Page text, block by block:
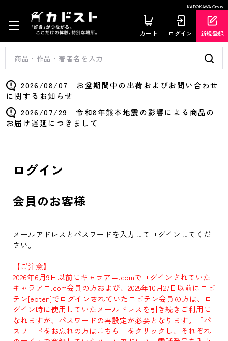
KADOKAWA Group
カート ログイン 新規登録
2026/08/07 お盆期間中の出荷およびお問い合わせ
に関するお知らせ
2026/07/29 令和8年熊本地震の影響による商品の
お届け遅延につきまして
ログイン
会員のお客様
メールアドレスとパスワードを入力してログインしてくだ
さい。
【ご注意】
2026年6月9日以前にキャラアニ.comでログインされていた
キャラアニ.com会員の方および、2025年10月27日以前にエビ
テン[ebten]でログインされていたエビテン会員の方は、ロ
グイン時に使用していたメールドレスを引き続きご利用に
なれますが、パスワードの再設定が必要となります。「パ
スワードをお忘れの方はこちら」をクリックし、それぞれ